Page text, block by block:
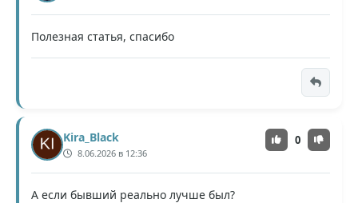
Полезная статья, спасибо
Kira_Black
8.06.2026 в 12:36
0
А если бывший реально лучше был?